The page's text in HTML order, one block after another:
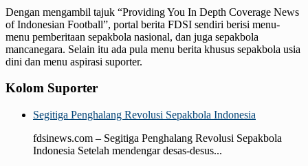
Dengan mengambil tajuk “Providing You In Depth Coverage News
of Indonesian Football”, portal berita FDSI sendiri berisi menu-
menu pemberitaan sepakbola nasional, dan juga sepakbola
mancanegara. Selain itu ada pula menu berita khusus sepakbola usia
dini dan menu aspirasi suporter.
Kolom Suporter
Segitiga Penghalang Revolusi Sepakbola Indonesia
fdsinews.com – Segitiga Penghalang Revolusi Sepakbola
Indonesia Setelah mendengar desas-desus...